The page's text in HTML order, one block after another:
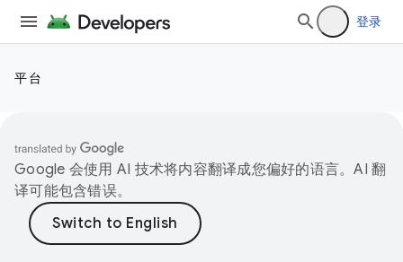
登录
平台
Google 会使用 AI 技术将内容翻译成您偏好的语言。AI 翻
译可能包含错误。